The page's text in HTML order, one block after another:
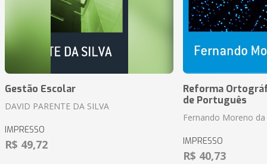
Gestão Escolar
DAVID PARENTE DA SILVA
IMPRESSO
R$ 49,72
Reforma
de Português
Fernando Moreno da
IMPRESSO
R$ 40,73